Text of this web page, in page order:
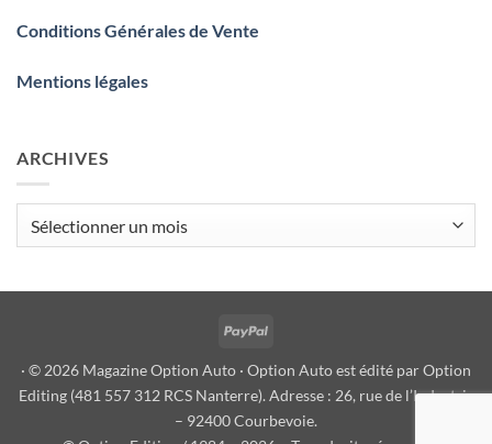
Conditions Générales de Vente
Mentions légales
ARCHIVES
PayPal
· © 2026 Magazine Option Auto · Option Auto est édité par Option
Editing (481 557 312 RCS Nanterre). Adresse : 26, rue de l’Industrie
– 92400 Courbevoie.